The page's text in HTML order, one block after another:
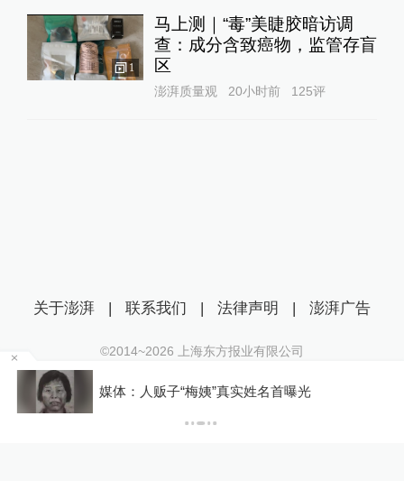
1
马上测｜“毒”美睫胶暗访调
查：成分含致癌物，监管存盲
区
澎湃质量观 20小时前 125评
媒体：人贩子“梅姨”真实姓名首曝光
关于澎湃 | 联系我们 | 法律声明 | 澎湃广告
©2014~2026 上海东方报业有限公司
沪ICP证：沪B2-20170116 | 沪ICP备14003370号
互联网新闻信息服务许可证：31120170006
沪公网安备 31010602000299号